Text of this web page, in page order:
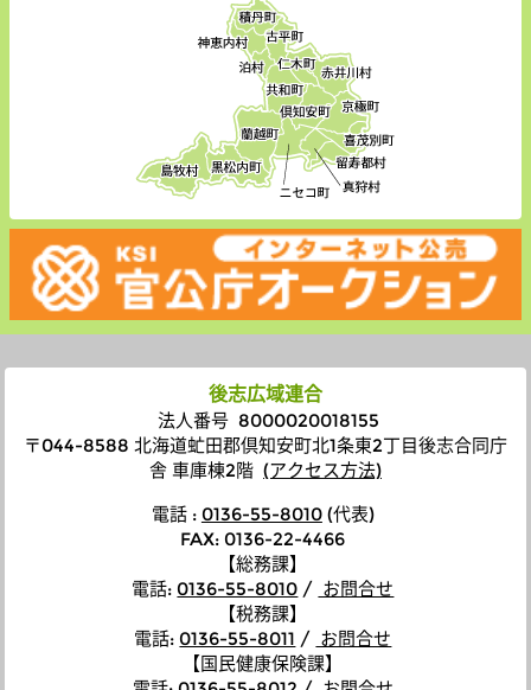
後志広域連合
法人番号 8000020018155
〒044-8588 北海道虻田郡倶知安町北1条東2丁目後志合同庁
舎 車庫棟2階 (アクセス方法)
電話 : 0136-55-8010(代表)
FAX: 0136-22-4466
【総務課】
電話: 0136-55-8010 / お問合せ
【税務課】
電話: 0136-55-8011 / お問合せ
【国民健康保険課】